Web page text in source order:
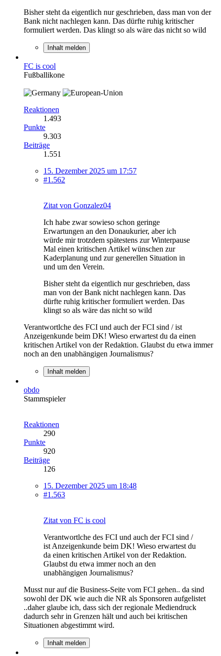
Bisher steht da eigentlich nur geschrieben, dass man von der
Bank nicht nachlegen kann. Das dürfte ruhig kritischer
formuliert werden. Das klingt so als wäre das nicht so wild
Inhalt melden
FC is cool
Fußballikone
Reaktionen
1.493
Punkte
9.303
Beiträge
1.551
15. Dezember 2025 um 17:57
#1.562
Zitat von Gonzalez04
Ich habe zwar sowieso schon geringe
Erwartungen an den Donaukurier, aber ich
würde mir trotzdem spätestens zur Winterpause
Mal einen kritischen Artikel wünschen zur
Kaderplanung und zur generellen Situation in
und um den Verein.
Bisher steht da eigentlich nur geschrieben, dass
man von der Bank nicht nachlegen kann. Das
dürfte ruhig kritischer formuliert werden. Das
klingt so als wäre das nicht so wild
Verantwortlche des FCI und auch der FCI sind / ist
Anzeigenkunde beim DK! Wieso erwartest du da einen
kritischen Artikel von der Redaktion. Glaubst du etwa immer
noch an den unabhängigen Journalismus?
Inhalt melden
obdo
Stammspieler
Reaktionen
290
Punkte
920
Beiträge
126
15. Dezember 2025 um 18:48
#1.563
Zitat von FC is cool
Verantwortlche des FCI und auch der FCI sind /
ist Anzeigenkunde beim DK! Wieso erwartest du
da einen kritischen Artikel von der Redaktion.
Glaubst du etwa immer noch an den
unabhängigen Journalismus?
Musst nur auf die Business-Seite vom FCI gehen.. da sind
sowohl der DK wie auch die NR als Sponsoren aufgelistet
..daher glaube ich, dass sich der regionale Mediendruck
dadurch sehr in Grenzen hält und auch bei kritischen
Situationen abgestimmt wird.
Inhalt melden